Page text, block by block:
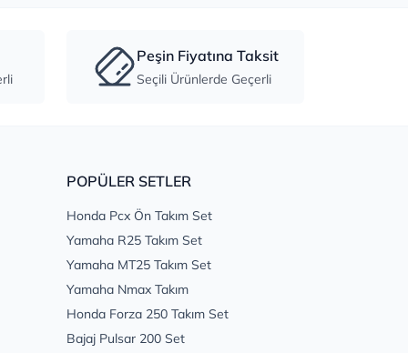
Peşin Fiyatına Taksit
Seçili Ürünlerde Geçerli
POPÜLER SETLER
Honda Pcx Ön Takım Set
Yamaha R25 Takım Set
Yamaha MT25 Takım Set
Yamaha Nmax Takım
Honda Forza 250 Takım Set
Bajaj Pulsar 200 Set